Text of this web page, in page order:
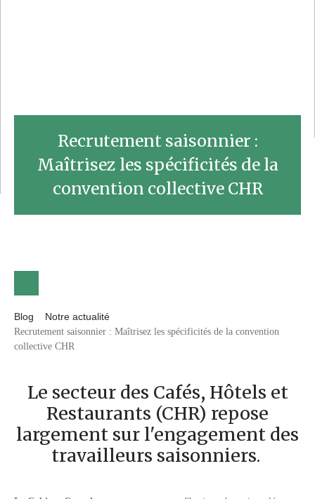
Recrutement saisonnier :
Maîtrisez les spécificités de la
convention collective CHR
Blog
Notre actualité
Recrutement saisonnier : Maîtrisez les spécificités de la convention
collective CHR
Le secteur des Cafés, Hôtels et
Restaurants (CHR) repose
largement sur l'engagement des
travailleurs saisonniers.